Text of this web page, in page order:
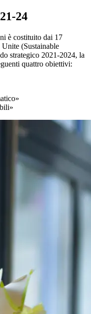
24
è costituito dai 17
(Sustainable
strategico 2021-2024, la
quattro obiettivi: